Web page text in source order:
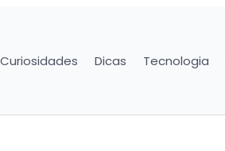
Curiosidades Dicas Tecnologia